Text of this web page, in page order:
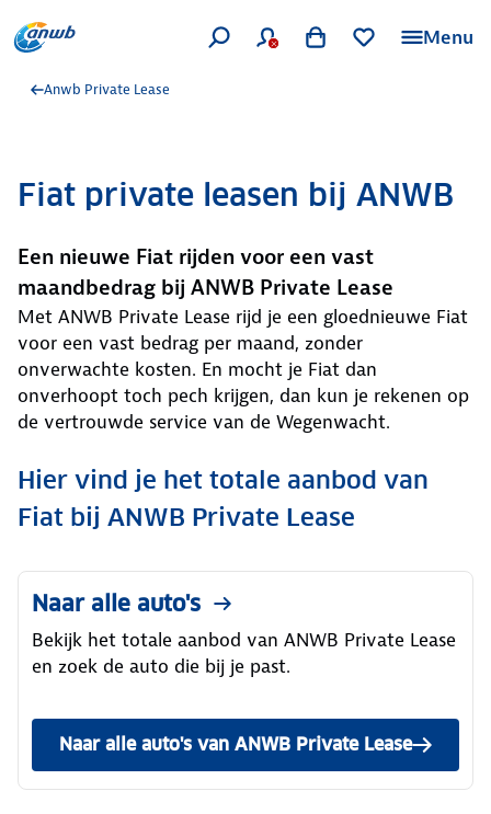
Menu
Anwb Private Lease
Fiat private leasen bij ANWB
Een nieuwe Fiat rijden voor een vast
maandbedrag bij ANWB Private Lease
Met ANWB Private Lease rijd je een gloednieuwe Fiat
voor een vast bedrag per maand, zonder
onverwachte kosten. En mocht je Fiat dan
onverhoopt toch pech krijgen, dan kun je rekenen op
de vertrouwde service van de Wegenwacht.
Hier vind je het totale aanbod van
Fiat bij ANWB Private Lease
Naar alle auto's
Bekijk het totale aanbod van ANWB Private Lease
en zoek de auto die bij je past.
Naar alle auto's van ANWB Private Lease